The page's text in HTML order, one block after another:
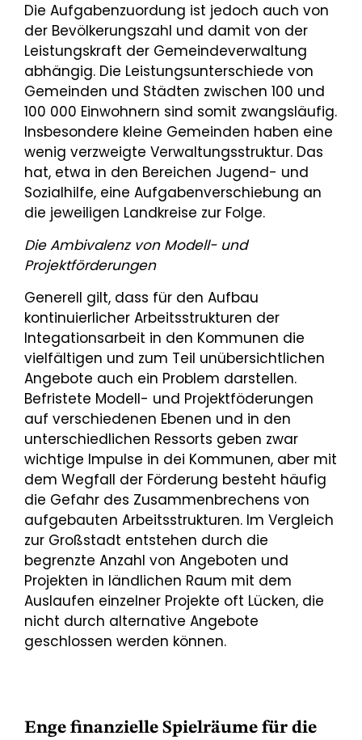
Die Aufgabenzuordung ist jedoch auch von
der Bevölkerungszahl und damit von der
Leistungskraft der Gemeindeverwaltung
abhängig. Die Leistungsunterschiede von
Gemeinden und Städten zwischen 100 und
100 000 Einwohnern sind somit zwangsläufig.
Insbesondere kleine Gemeinden haben eine
wenig verzweigte Verwaltungsstruktur. Das
hat, etwa in den Bereichen Jugend- und
Sozialhilfe, eine Aufgabenverschiebung an
die jeweiligen Landkreise zur Folge.
Die Ambivalenz von Modell- und
Projektförderungen
Generell gilt, dass für den Aufbau
kontinuierlicher Arbeitsstrukturen der
Integationsarbeit in den Kommunen die
vielfältigen und zum Teil unübersichtlichen
Angebote auch ein Problem darstellen.
Befristete Modell- und Projektföderungen
auf verschiedenen Ebenen und in den
unterschiedlichen Ressorts geben zwar
wichtige Impulse in dei Kommunen, aber mit
dem Wegfall der Förderung besteht häufig
die Gefahr des Zusammenbrechens von
aufgebauten Arbeitsstrukturen. Im Vergleich
zur Großstadt entstehen durch die
begrenzte Anzahl von Angeboten und
Projekten in ländlichen Raum mit dem
Auslaufen einzelner Projekte oft Lücken, die
nicht durch alternative Angebote
geschlossen werden können.
Enge finanzielle Spielräume für die